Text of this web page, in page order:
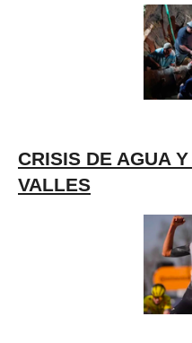
CRISIS DE AGUA
VALLES